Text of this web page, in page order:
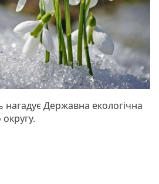
нагадує Державна екологічна
округу.